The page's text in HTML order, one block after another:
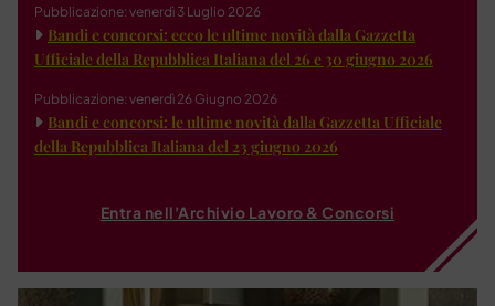
Pubblicazione: venerdì 3 Luglio 2026
Bandi e concorsi: ecco le ultime novità dalla Gazzetta
Ufficiale della Repubblica Italiana del 26 e 30 giugno 2026
Pubblicazione: venerdì 26 Giugno 2026
Bandi e concorsi: le ultime novità dalla Gazzetta Ufficiale
della Repubblica Italiana del 23 giugno 2026
Entra nell'Archivio Lavoro & Concorsi